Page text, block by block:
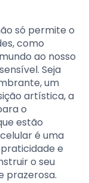
só permite o
como
ao nosso
Seja
um
artística, a
o
estão
é uma
e
o seu
prazerosa.